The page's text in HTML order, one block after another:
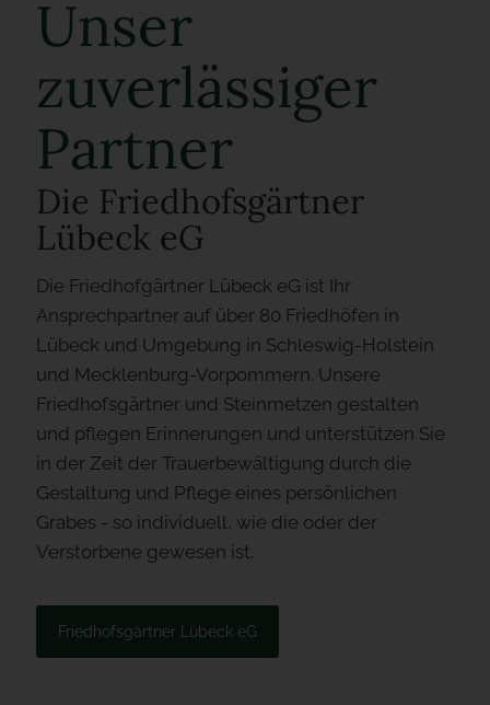
Unser
zuverlässiger
Partner
Die Friedhofsgärtner
Lübeck eG
Die Friedhofgärtner Lübeck eG ist Ihr
Ansprechpartner auf über 80 Friedhöfen in
Lübeck und Umgebung in Schleswig-Holstein
und Mecklenburg-Vorpommern. Unsere
Friedhofsgärtner und Steinmetzen gestalten
und pflegen Erinnerungen und unterstützen Sie
in der Zeit der Trauerbewältigung durch die
Gestaltung und Pflege eines persönlichen
Grabes - so individuell, wie die oder der
Verstorbene gewesen ist.
Friedhofsgärtner Lübeck eG